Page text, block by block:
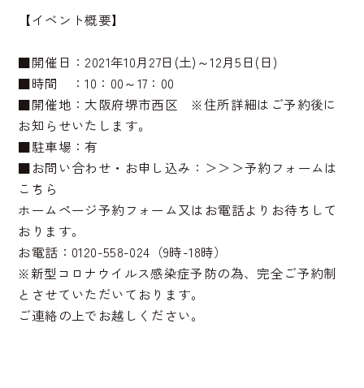
【イベント概要】
■開催日：2021年10月27日(土)～12月5日(日)
■時間 ：10：00～17：00
■開催地：大阪府堺市西区 ※住所詳細はご予約後に
お知らせいたします。
■駐車場：有
■お問い合わせ・お申し込み： ＞＞＞予約フォームは
こちら
ホームページ予約フォーム又はお電話よりお待ちして
おります。
お電話：0120-558-024（9時-18時）
※新型コロナウイルス感染症予防の為、完全ご予約制
とさせていただいております。
ご連絡の上でお越しください。